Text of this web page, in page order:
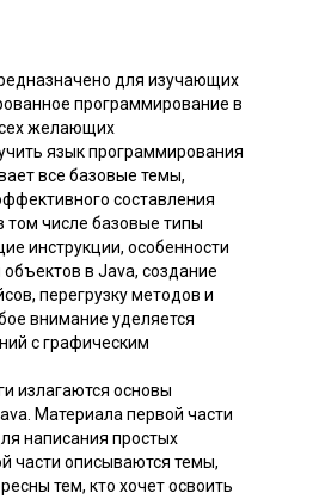
для изучающих
программирование в
желающих
язык программирования
все базовые темы,
составления
том числе базовые типы
инструкции, особенности
объектов в Java, создание
перегрузку методов и
внимание уделяется
с графическим
излагаются основы
Материала первой части
написания простых
части описываются темы,
тем, кто хочет освоить